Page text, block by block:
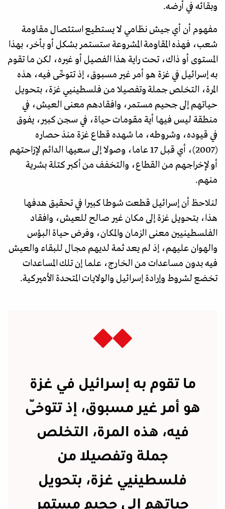
وبقائه في أرضه.
مفهوم أن أي جيش نظامي لا يستطيع استئصال مقاومة
شعب، فهذه المقاومة المشروعة ستستمر بشكل أو بأخر، بهذا
المستوى أو ذاك، تحت راية هذا الفصيل أو غيره، لكن ما تقوم
به إسرائيل في غزة هو أمر غير مسبوق، إذ تتوخّى فيه، هذه
المرة، التخلص جملة وتفصيلا من فلسطينيي غزة، بتحويل
حياتهم إلى جحيم مستمر، وافقادهم معنى العيش، في
منطقة ليس فيها أية مقومات حياة، في سجن كبير، يفوق
في قيوده، وشروطه، ما شهده قطاع غزة منذ حصاره
(2007)، أي قبل 17 عاما، وصولا إلى سعيها الدائم لإزاحتهم
أو لإخراجهم من القطاع، والتخفف من أكبر كتلة بشرية
منهم.
لنلاحظ أن إسرائيل قطعت شوطا كبيرا في تحقيق هدفها
هذا، بتحويل غزة إلى مكان غير صالح للعيش، وافقاد
الفلسطينيين معنى الزمان والمكان، وفرض حياة البؤس
والهوان عليهم، إذ لم يعد ثمة لديهم مجال للبقاء والعيش
فيه بدون مساعدات من الخارج، علما إن تلك المساعدات
تخضع لشروط وإرادة إسرائيل والولايات المتحدة الأميركية.
ما تقوم به إسرائيل في غزة
هو أمر غير مسبوق، إذ تتوخّى
فيه، هذه المرة، التخلص
جملة وتفصيلا من
فلسطينيي غزة، بتحويل
حياتهم إلى جحيم مستمر